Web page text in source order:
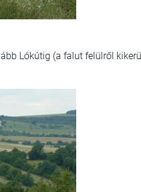
Lókútig (a falut felülről